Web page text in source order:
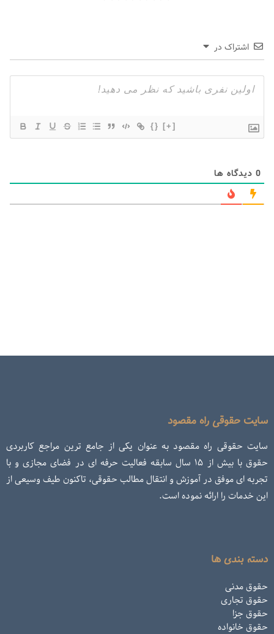
اشتراک در
{} [+]
0 دیدگاه ها
سایت حقوقی راه مقصود
سایت حقوقی راه مقصود به عنوان یکی از جامع ترین مراجع کاربردی
حقوق با بیش از ۱۵ سال سابقه فعالیت حرفه ای در فضای مجازی و با
تجربه ای موفق در آموزش و انتقال مطالب حقوقی، تاکنون طیف وسیعی از
این خدمات را ارائه نموده است.
دسته بندی ها
حقوق مدنی
حقوق تجاری
حقوق جزا
حقوق خانواده